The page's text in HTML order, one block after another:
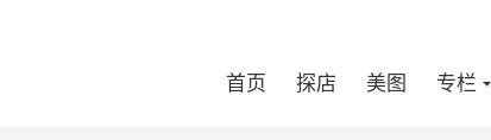
首页 探店 美图 专栏